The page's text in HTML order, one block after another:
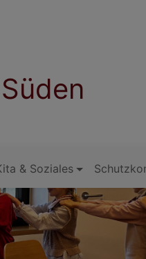
& Soziales